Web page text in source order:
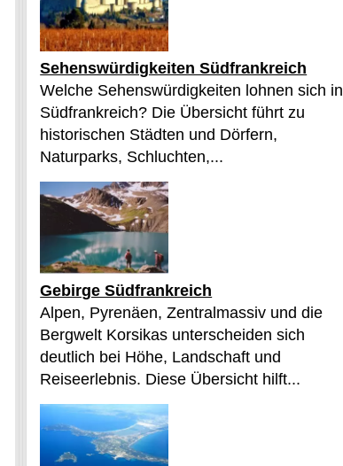
Sehenswürdigkeiten Südfrankreich
Welche Sehenswürdigkeiten lohnen sich in
Südfrankreich? Die Übersicht führt zu
historischen Städten und Dörfern,
Naturparks, Schluchten,...
Gebirge Südfrankreich
Alpen, Pyrenäen, Zentralmassiv und die
Bergwelt Korsikas unterscheiden sich
deutlich bei Höhe, Landschaft und
Reiseerlebnis. Diese Übersicht hilft...